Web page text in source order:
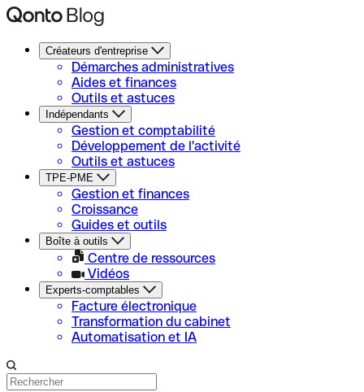
Créateurs d'entreprise
Démarches administratives
Aides et finances
Outils et astuces
Indépendants
Gestion et comptabilité
Développement de l'activité
Outils et astuces
TPE-PME
Gestion et finances
Croissance
Guides et outils
Boîte à outils
Centre de ressources
Vidéos
Experts-comptables
Facture électronique
Transformation du cabinet
Automatisation et IA